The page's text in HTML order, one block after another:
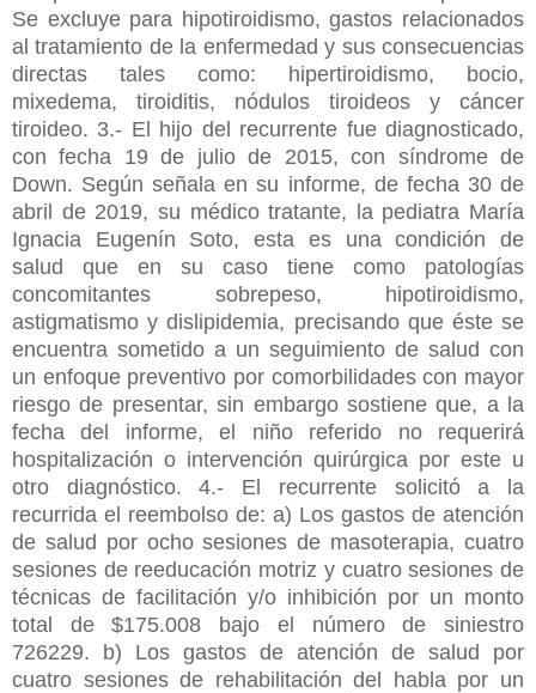
Se excluye para hipotiroidismo, gastos relacionados
al tratamiento de la enfermedad y sus consecuencias
directas tales como: hipertiroidismo, bocio,
mixedema, tiroiditis, nódulos tiroideos y cáncer
tiroideo. 3.- El hijo del recurrente fue diagnosticado,
con fecha 19 de julio de 2015, con síndrome de
Down. Según señala en su informe, de fecha 30 de
abril de 2019, su médico tratante, la pediatra María
Ignacia Eugenín Soto, esta es una condición de
salud que en su caso tiene como patologías
concomitantes sobrepeso, hipotiroidismo,
astigmatismo y dislipidemia, precisando que éste se
encuentra sometido a un seguimiento de salud con
un enfoque preventivo por comorbilidades con mayor
riesgo de presentar, sin embargo sostiene que, a la
fecha del informe, el niño referido no requerirá
hospitalización o intervención quirúrgica por este u
otro diagnóstico. 4.- El recurrente solicitó a la
recurrida el reembolso de: a) Los gastos de atención
de salud por ocho sesiones de masoterapia, cuatro
sesiones de reeducación motriz y cuatro sesiones de
técnicas de facilitación y/o inhibición por un monto
total de $175.008 bajo el número de siniestro
726229. b) Los gastos de atención de salud por
cuatro sesiones de rehabilitación del habla por un